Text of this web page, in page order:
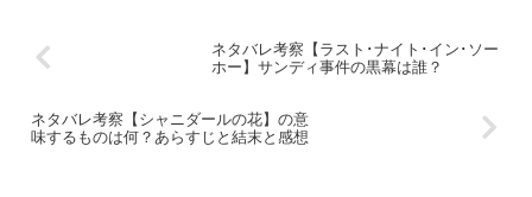
ネタバレ考察【ラスト･ナイト･イン･ソー
ホー】サンディ事件の黒幕は誰？
ネタバレ考察【シャニダールの花】の意
味するものは何？あらすじと結末と感想